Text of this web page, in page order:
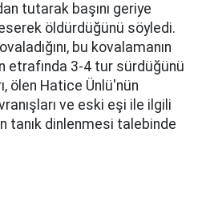
tutarak başını geriye
öldürdüğünü söyledi.
bu kovalamanın
etrafında 3-4 tur sürdüğünü
ölen Hatice Ünlü'nün
ve eski eşi ile ilgili
tanık dinlenmesi talebinde